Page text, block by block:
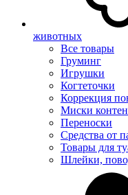
животных
Все товары
Груминг
Игрушки
Когтеточки
Коррекция
Миски
Переноски
Средства от
Товары для
Шлейки,